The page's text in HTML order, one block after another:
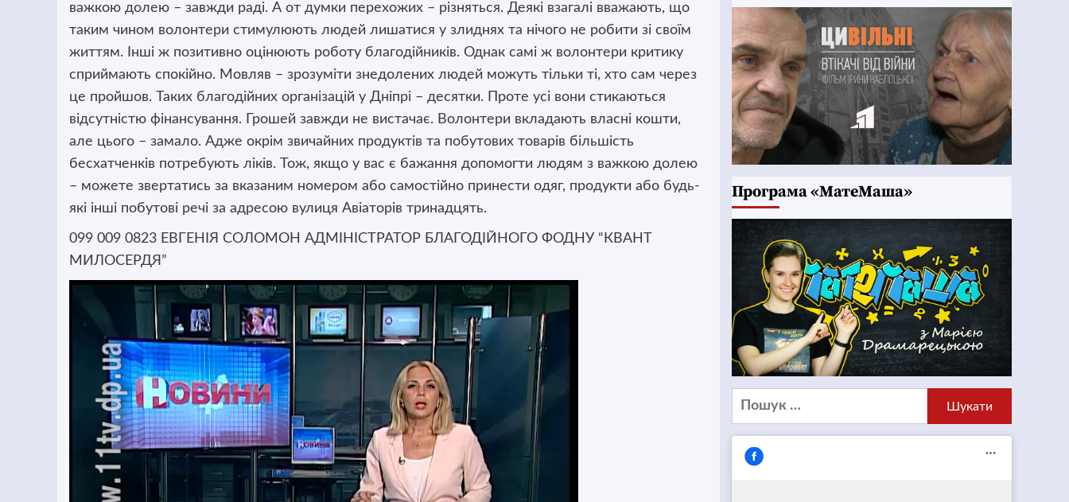
важкою долею – завжди раді. А от думки перехожих – різняться. Деякі взагалі вважають, що
таким чином волонтери стимулюють людей лишатися у злиднях та нічого не робити зі своїм
життям. Інші ж позитивно оцінюють роботу благодійників. Однак самі ж волонтери критику
сприймають спокійно. Мовляв – зрозуміти знедолених людей можуть тільки ті, хто сам через
це пройшов. Таких благодійних організацій у Дніпрі – десятки. Проте усі вони стикаються
відсутністю фінансування. Грошей завжди не вистачає. Волонтери вкладають власні кошти,
але цього – замало. Адже окрім звичайних продуктів та побутових товарів більшість
бесхатченків потребують ліків. Тож, якщо у вас є бажання допомогти людям з важкою долею
– можете звертатись за вказаним номером або самостійно принести одяг, продукти або будь-
які інші побутові речі за адресою вулиця Авіаторів тринадцять.
099 009 0823 ЕВГЕНІЯ СОЛОМОН АДМІНІСТРАТОР БЛАГОДІЙНОГО ФОДНУ “КВАНТ
МИЛОСЕРДЯ”
Відеопрогравач
Програма «МатеМаша»
Пошук: